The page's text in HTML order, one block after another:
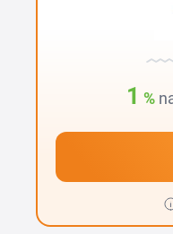
1 %